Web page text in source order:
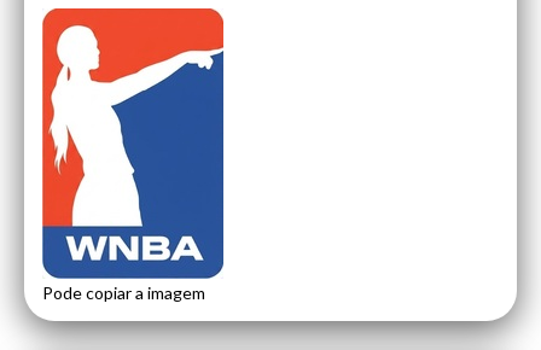
Pode copiar a imagem